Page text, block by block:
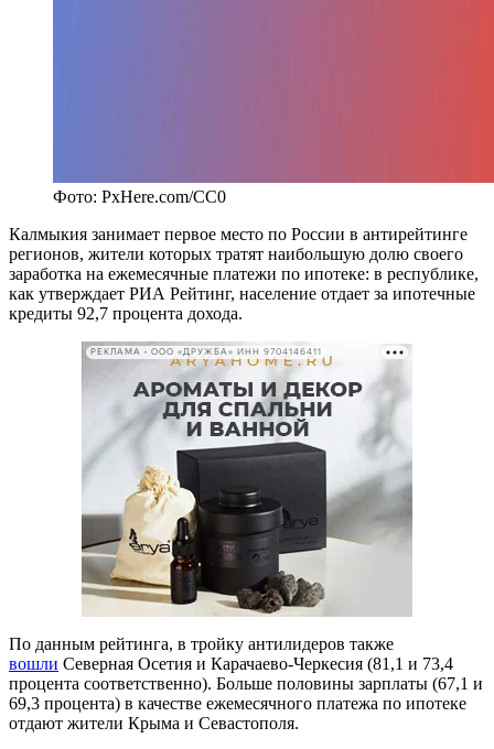
Фото: PxHere.com/CC0
Калмыкия занимает первое место по России в антирейтинге
регионов, жители которых тратят наибольшую долю своего
заработка на ежемесячные платежи по ипотеке: в республике,
как утверждает РИА Рейтинг, население отдает за ипотечные
кредиты 92,7 процента дохода.
РЕКЛАМА • ООО «ДРУЖБА» ИНН 9704146411
По данным рейтинга, в тройку антилидеров также
вошли Северная Осетия и Карачаево-Черкесия (81,1 и 73,4
процента соответственно). Больше половины зарплаты (67,1 и
69,3 процента) в качестве ежемесячного платежа по ипотеке
отдают жители Крыма и Севастополя.